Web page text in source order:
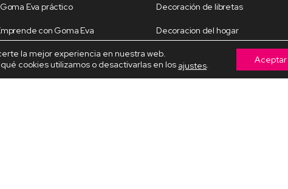
Eva práctico
con Goma Eva
de libretas Perrita
fieltro
Decoración de libretas
Decoracion del hogar
Decoración Navideña
Fiestas y celebraciones
la mejor experiencia en nuestra web.
cookies utilizamos o desactivarlas en los ajustes. Aceptar